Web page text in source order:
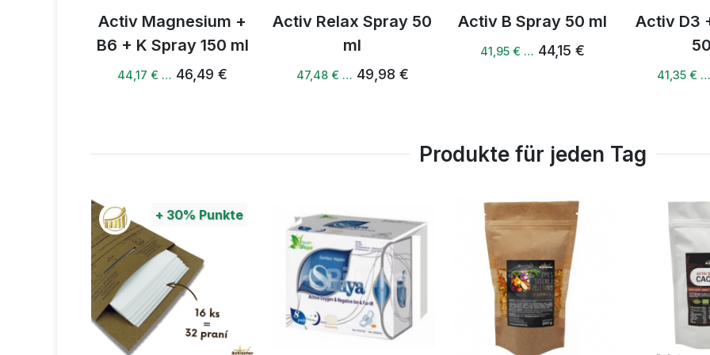
Activ Relax Spray 50
ml
47,48 € … 49,98 €
Activ B Spray 50 ml
41,95 € …44,15 €
Activ D3 + K2 Spray
50 ml
Aktivöl
Produkte für jeden Tag